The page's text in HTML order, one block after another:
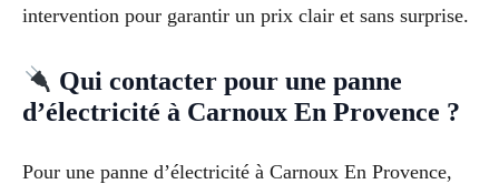
intervention pour garantir un prix clair et sans surprise.
Qui contacter pour une panne
d’électricité à Carnoux En Provence ?
Pour une panne d’électricité à Carnoux En Provence,